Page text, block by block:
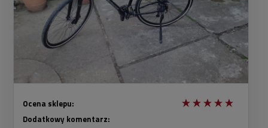
Ocena sklepu:
Dodatkowy komentarz: